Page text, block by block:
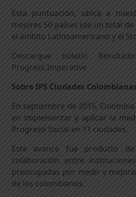
Esta puntuación, ubica a
mejores 50 países (de un total
el ámbito Latinoamericano y el
Descargue boletín
Progress Imperative
Sobre IPS Ciudades
En septiembre de 2015,
en implementar y aplicar la
Progreso Social en 11 ciudades.
Este avance fue producto
colaboración entre
preocupadas por medir y
de los colombianos.